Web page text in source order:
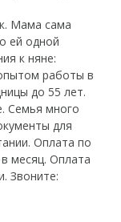
Мама сама
ей одной
к няне:
работы в
до 55 лет.
Семья много
для
Оплата по
месяц. Оплата
Звоните: